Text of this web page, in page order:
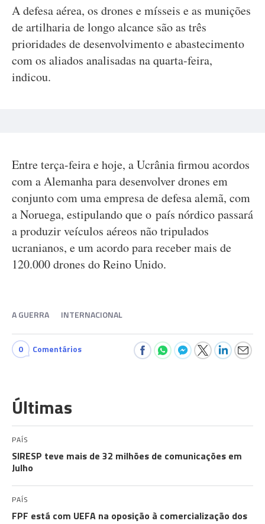
A defesa aérea, os drones e mísseis e as munições
de artilharia de longo alcance são as três
prioridades de desenvolvimento e abastecimento
com os aliados analisadas na quarta-feira,
indicou.
Entre terça-feira e hoje, a Ucrânia firmou acordos
com a Alemanha para desenvolver drones em
conjunto com uma empresa de defesa alemã, com
a Noruega, estipulando que o país nórdico passará
a produzir veículos aéreos não tripulados
ucranianos, e um acordo para receber mais de
120.000 drones do Reino Unido.
A GUERRA INTERNACIONAL
0 Comentários
Últimas
PAÍS
SIRESP teve mais de 32 milhões de comunicações em
Julho
PAÍS
FPF está com UEFA na oposição à comercialização dos